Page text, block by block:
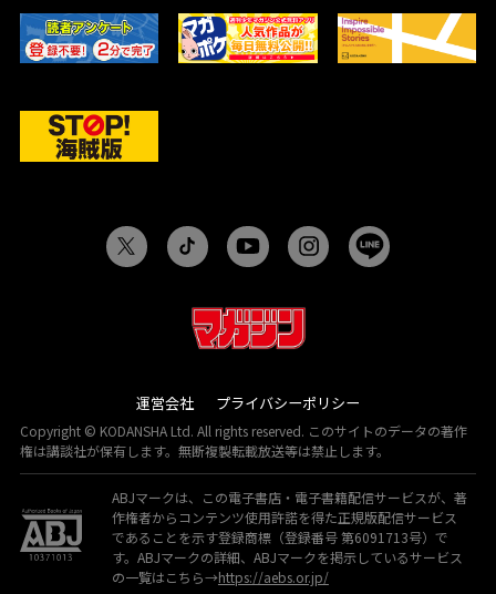
運営会社 プライバシーポリシー
Copyright © KODANSHA Ltd. All rights reserved. このサイトのデータの著作
権は講談社が保有します。無断複製転載放送等は禁止します。
ABJマークは、この電子書店・電子書籍配信サービスが、著
作権者からコンテンツ使用許諾を得た正規版配信サービス
であることを示す登録商標（登録番号 第6091713号）で
す。ABJマークの詳細、ABJマークを掲示しているサービス
の一覧はこちら→https://aebs.or.jp/